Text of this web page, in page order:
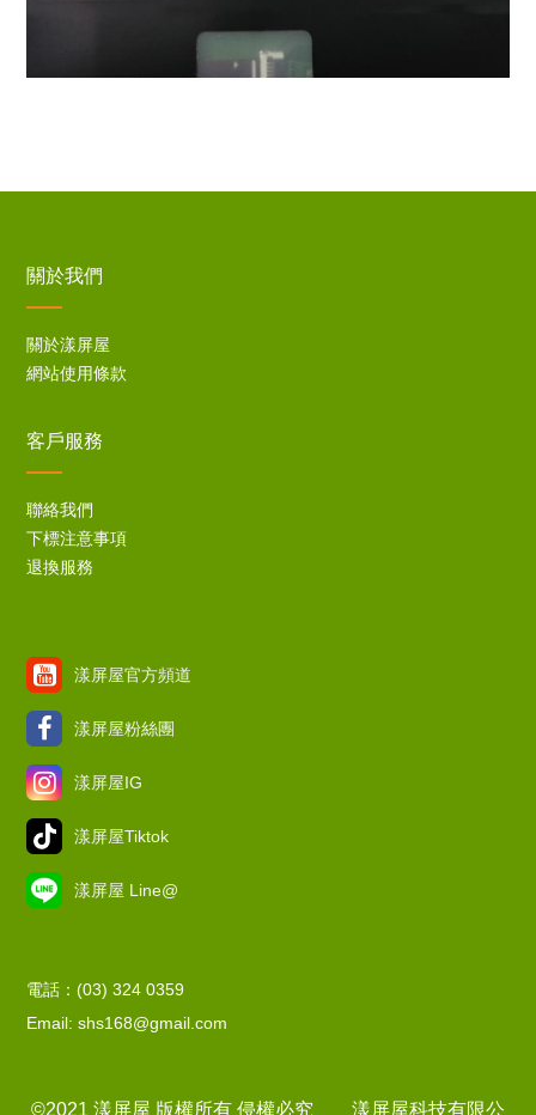
關於我們
關於漾屏屋
網站使用條款
客戶服務
聯絡我們
下標注意事項
退換服務
漾屏屋官方頻道
漾屏屋粉絲團
漾屏屋IG
漾屏屋Tiktok
漾屏屋 Line@
電話：(03) 324 0359
Email: shs168@gmail.com
©2021 漾屏屋 版權所有 侵權必究 漾屏屋科技有限公